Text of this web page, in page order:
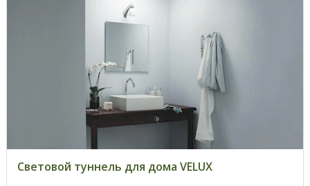
Световой туннель для дома VELUX